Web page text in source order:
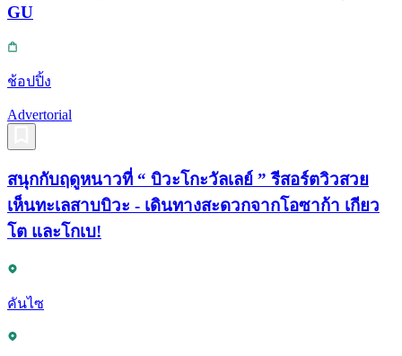
GU
ช้อปปิ้ง
Advertorial
สนุกกับฤดูหนาวที่ “ บิวะโกะวัลเลย์ ” รีสอร์ตวิวสวย
เห็นทะเลสาบบิวะ - เดินทางสะดวกจากโอซาก้า เกียว
โต และโกเบ!
คันไซ